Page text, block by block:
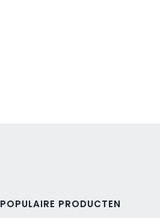
POPULAIRE PRODUCTEN